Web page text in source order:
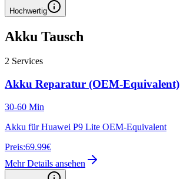
Hochwertig
Akku Tausch
2 Services
Akku Reparatur (OEM-Equivalent)
30-60 Min
Akku für Huawei P9 Lite OEM-Equivalent
Preis:69.99€
Mehr Details ansehen